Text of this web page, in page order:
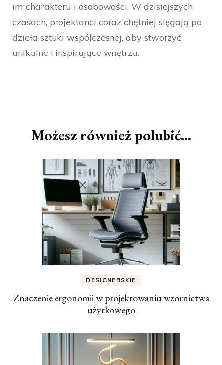
im charakteru i osobowości. W dzisiejszych
czasach, projektanci coraz chętniej sięgają po
dzieła sztuki współczesnej, aby stworzyć
unikalne i inspirujące wnętrza.
Możesz również polubić…
DESIGNERSKIE
Znaczenie ergonomii w projektowaniu wzornictwa
użytkowego